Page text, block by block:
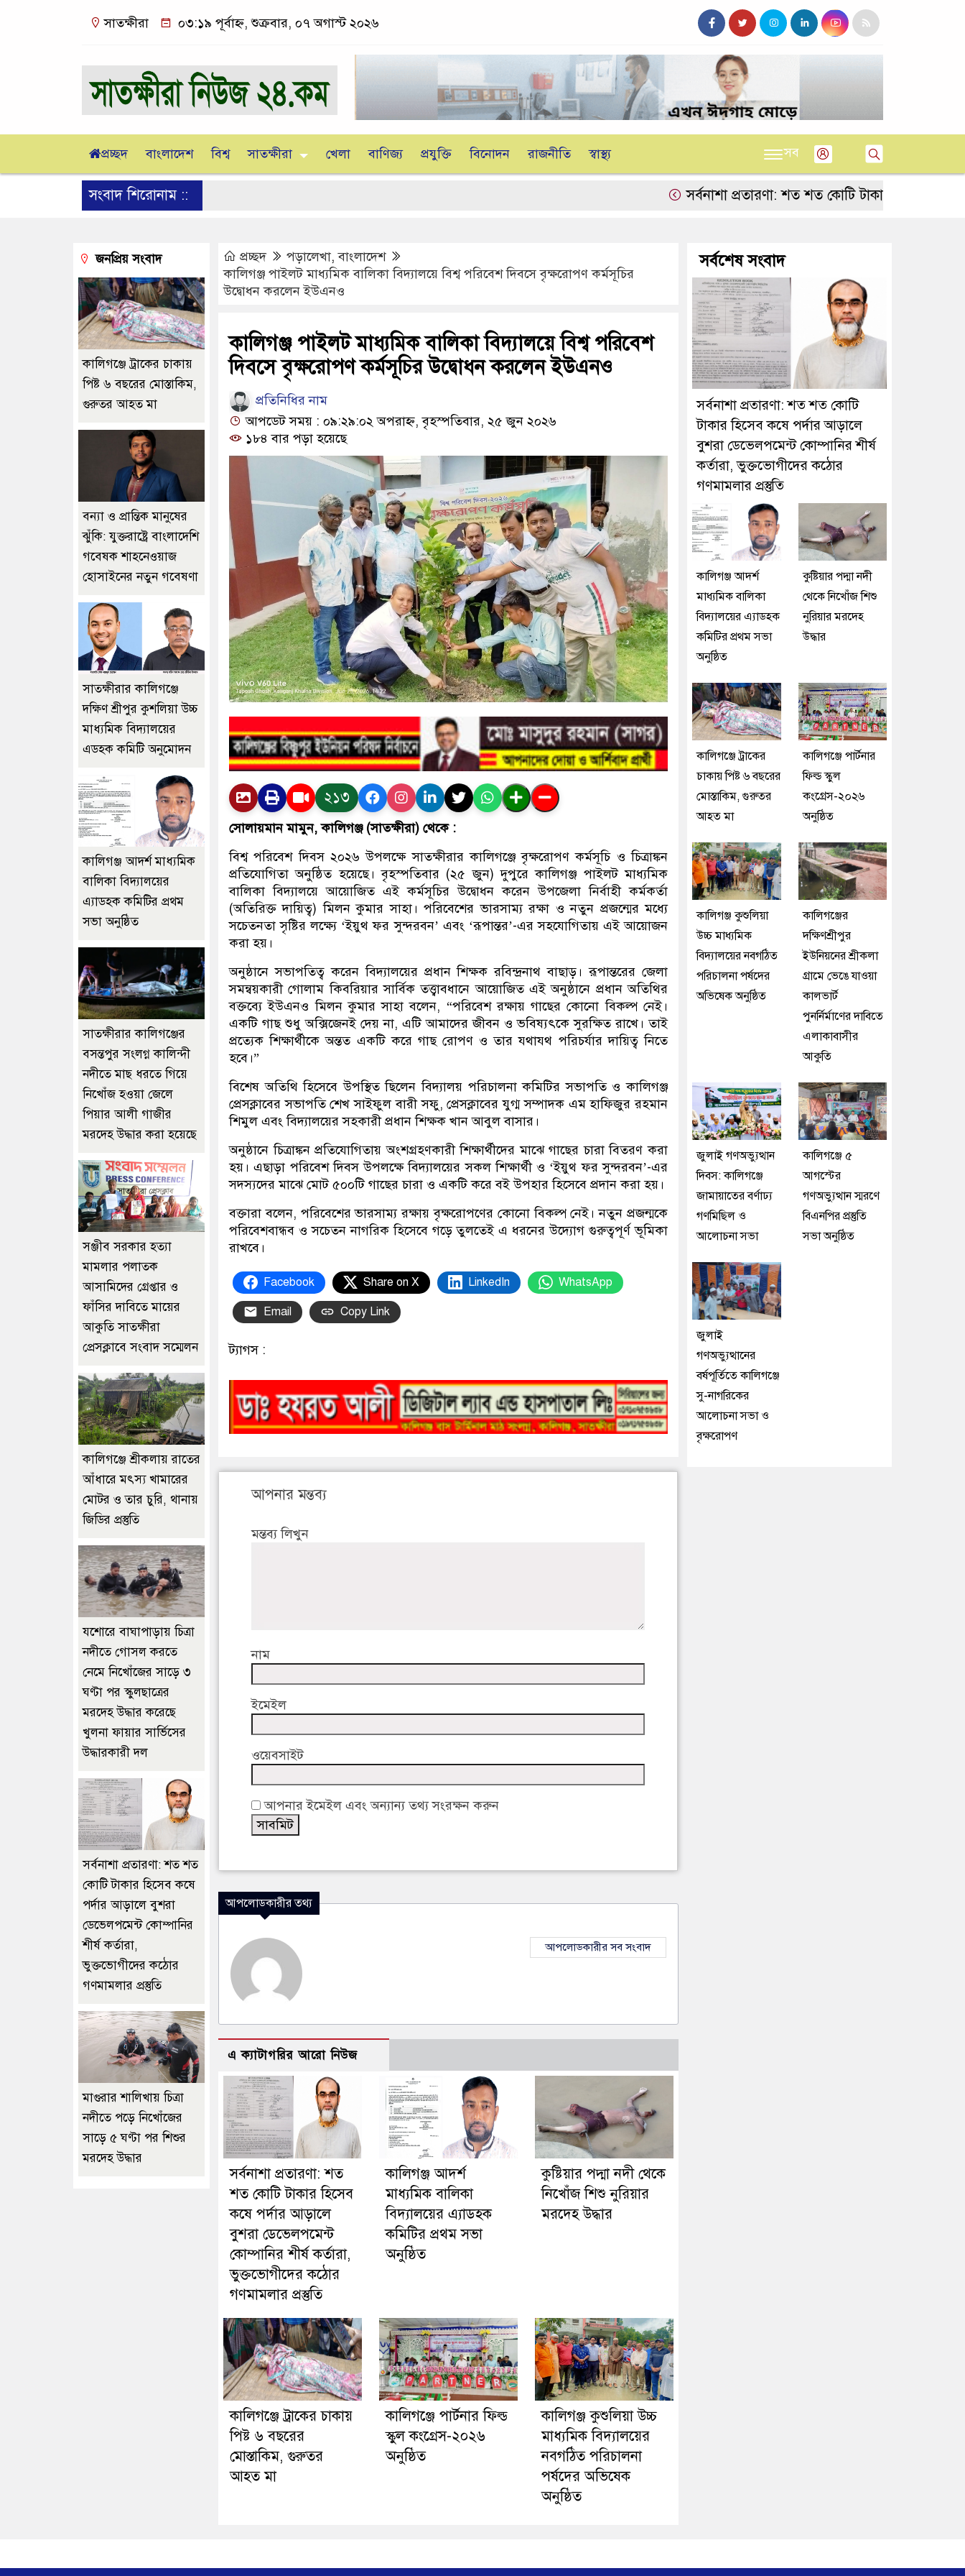
সাতক্ষীরা ০৩:১৯ পূর্বাহ্ন, শুক্রবার, ০৭ অগাস্ট ২০২৬
প্রচ্ছদ বাংলাদেশ বিশ্ব সাতক্ষীরা খেলা বাণিজ্য প্রযুক্তি বিনোদন রাজনীতি স্বাস্থ্য সব
সংবাদ শিরোনাম :: সর্বনাশা প্রতারণা: শত শত কোটি টাকার হিসেব কষে পর্দার
প্রচ্ছদ পড়ালেখা,বাংলাদেশ
কালিগঞ্জ পাইলট মাধ্যমিক বালিকা বিদ্যালয়ে বিশ্ব পরিবেশ দিবসে বৃক্ষরোপণ কর্মসূচির
উদ্বোধন করলেন ইউএনও
কালিগঞ্জ পাইলট মাধ্যমিক বালিকা বিদ্যালয়ে বিশ্ব পরিবেশ
দিবসে বৃক্ষরোপণ কর্মসূচির উদ্বোধন করলেন ইউএনও
প্রতিনিধির নাম
আপডেট সময় : ০৯:২৯:০২ অপরাহ্ণ, বৃহস্পতিবার, ২৫ জুন ২০২৬
১৮৪ বার পড়া হয়েছে
২১৩
সোলায়মান মামুন, কালিগঞ্জ (সাতক্ষীরা) থেকে :
বিশ্ব পরিবেশ দিবস ২০২৬ উপলক্ষে সাতক্ষীরার কালিগঞ্জে বৃক্ষরোপণ কর্মসূচি ও চিত্রাঙ্কন
প্রতিযোগিতা অনুষ্ঠিত হয়েছে। বৃহস্পতিবার (২৫ জুন) দুপুরে কালিগঞ্জ পাইলট মাধ্যমিক
বালিকা বিদ্যালয়ে আয়োজিত এই কর্মসূচির উদ্বোধন করেন উপজেলা নির্বাহী কর্মকর্তা
(অতিরিক্ত দায়িত্ব) মিলন কুমার সাহা। পরিবেশের ভারসাম্য রক্ষা ও নতুন প্রজন্মের মধ্যে
সচেতনতা সৃষ্টির লক্ষ্যে ‘ইয়ুথ ফর সুন্দরবন’ এবং ‘রূপান্তর’-এর সহযোগিতায় এই আয়োজন
করা হয়।
অনুষ্ঠানে সভাপতিত্ব করেন বিদ্যালয়ের প্রধান শিক্ষক রবিন্দ্রনাথ বাছাড়। রূপান্তরের জেলা
সমন্বয়কারী গোলাম কিবরিয়ার সার্বিক তত্ত্বাবধানে আয়োজিত এই অনুষ্ঠানে প্রধান অতিথির
বক্তব্যে ইউএনও মিলন কুমার সাহা বলেন, “পরিবেশ রক্ষায় গাছের কোনো বিকল্প নেই।
একটি গাছ শুধু অক্সিজেনই দেয় না, এটি আমাদের জীবন ও ভবিষ্যৎকে সুরক্ষিত রাখে। তাই
প্রত্যেক শিক্ষার্থীকে অন্তত একটি করে গাছ রোপণ ও তার যথাযথ পরিচর্যার দায়িত্ব নিতে
হবে।”
বিশেষ অতিথি হিসেবে উপস্থিত ছিলেন বিদ্যালয় পরিচালনা কমিটির সভাপতি ও কালিগঞ্জ
প্রেসক্লাবের সভাপতি শেখ সাইফুল বারী সফু, প্রেসক্লাবের যুগ্ম সম্পাদক এম হাফিজুর রহমান
শিমুল এবং বিদ্যালয়ের সহকারী প্রধান শিক্ষক খান আবুল বাসার।
অনুষ্ঠানে চিত্রাঙ্কন প্রতিযোগিতায় অংশগ্রহণকারী শিক্ষার্থীদের মাঝে গাছের চারা বিতরণ করা
হয়। এছাড়া পরিবেশ দিবস উপলক্ষে বিদ্যালয়ের সকল শিক্ষার্থী ও ‘ইয়ুথ ফর সুন্দরবন’-এর
সদস্যদের মাঝে মোট ৫০০টি গাছের চারা ও একটি করে বই উপহার হিসেবে প্রদান করা হয়।
বক্তারা বলেন, পরিবেশের ভারসাম্য রক্ষায় বৃক্ষরোপণের কোনো বিকল্প নেই। নতুন প্রজন্মকে
পরিবেশবান্ধব ও সচেতন নাগরিক হিসেবে গড়ে তুলতেই এ ধরনের উদ্যোগ গুরুত্বপূর্ণ ভূমিকা
রাখবে।
Facebook Share on X LinkedIn WhatsApp
Email Copy Link
ট্যাগস :
আপনার মন্তব্য
মন্তব্য লিখুন
নাম
ইমেইল
ওয়েবসাইট
আপনার ইমেইল এবং অন্যান্য তথ্য সংরক্ষন করুন
আপলোডকারীর তথ্য
আপলোডকারীর সব সংবাদ
এ ক্যাটাগরির আরো নিউজ
সর্বনাশা প্রতারণা: শত
শত কোটি টাকার হিসেব
কষে পর্দার আড়ালে
বুশরা ডেভেলপমেন্ট
কোম্পানির শীর্ষ কর্তারা,
ভুক্তভোগীদের কঠোর
গণমামলার প্রস্তুতি
কালিগঞ্জ আদর্শ
মাধ্যমিক বালিকা
বিদ্যালয়ের এ্যাডহক
কমিটির প্রথম সভা
অনুষ্ঠিত
কুষ্টিয়ার পদ্মা নদী থেকে
নিখোঁজ শিশু নুরিয়ার
মরদেহ উদ্ধার
কালিগঞ্জে ট্রাকের চাকায়
পিষ্ট ৬ বছরের
মোস্তাকিম, গুরুতর
আহত মা
কালিগঞ্জে পার্টনার ফিল্ড
স্কুল কংগ্রেস-২০২৬
অনুষ্ঠিত
কালিগঞ্জ কুশুলিয়া উচ্চ
মাধ্যমিক বিদ্যালয়ের
নবগঠিত পরিচালনা
পর্ষদের অভিষেক
অনুষ্ঠিত
জনপ্রিয় সংবাদ
কালিগঞ্জে ট্রাকের চাকায়
পিষ্ট ৬ বছরের মোস্তাকিম,
গুরুতর আহত মা
বন্যা ও প্রান্তিক মানুষের
ঝুঁকি: যুক্তরাষ্ট্রে বাংলাদেশি
গবেষক শাহনেওয়াজ
হোসাইনের নতুন গবেষণা
সাতক্ষীরার কালিগঞ্জে
দক্ষিণ শ্রীপুর কুশলিয়া উচ্চ
মাধ্যমিক বিদ্যালয়ের
এডহক কমিটি অনুমোদন
কালিগঞ্জ আদর্শ মাধ্যমিক
বালিকা বিদ্যালয়ের
এ্যাডহক কমিটির প্রথম
সভা অনুষ্ঠিত
সাতক্ষীরার কালিগঞ্জের
বসন্তপুর সংলগ্ন কালিন্দী
নদীতে মাছ ধরতে গিয়ে
নিখোঁজ হওয়া জেলে
পিয়ার আলী গাজীর
মরদেহ উদ্ধার করা হয়েছে
‎সঞ্জীব সরকার হত্যা
মামলার পলাতক
আসামিদের গ্রেপ্তার ও
ফাঁসির দাবিতে মায়ের
আকুতি সাতক্ষীরা
প্রেসক্লাবে সংবাদ সম্মেলন
কালিগঞ্জে শ্রীকলায় রাতের
আঁধারে মৎস্য খামারের
মোটর ও তার চুরি, থানায়
জিডির প্রস্তুতি
যশোরে বাঘাপাড়ায় চিত্রা
নদীতে গোসল করতে
নেমে নিখোঁজের সাড়ে ৩
ঘণ্টা পর স্কুলছাত্রের
মরদেহ উদ্ধার করেছে
খুলনা ফায়ার সার্ভিসের
উদ্ধারকারী দল
সর্বনাশা প্রতারণা: শত শত
কোটি টাকার হিসেব কষে
পর্দার আড়ালে বুশরা
ডেভেলপমেন্ট কোম্পানির
শীর্ষ কর্তারা,
ভুক্তভোগীদের কঠোর
গণমামলার প্রস্তুতি
মাগুরার শালিখায় চিত্রা
নদীতে পড়ে নিখোঁজের
সাড়ে ৫ ঘণ্টা পর শিশুর
মরদেহ উদ্ধার
সর্বশেষ সংবাদ
সর্বনাশা প্রতারণা: শত শত কোটি
টাকার হিসেব কষে পর্দার আড়ালে
বুশরা ডেভেলপমেন্ট কোম্পানির শীর্ষ
কর্তারা, ভুক্তভোগীদের কঠোর
গণমামলার প্রস্তুতি
কালিগঞ্জ আদর্শ
মাধ্যমিক বালিকা
বিদ্যালয়ের এ্যাডহক
কমিটির প্রথম সভা
অনুষ্ঠিত
কুষ্টিয়ার পদ্মা নদী
থেকে নিখোঁজ শিশু
নুরিয়ার মরদেহ
উদ্ধার
কালিগঞ্জে ট্রাকের
চাকায় পিষ্ট ৬ বছরের
মোস্তাকিম, গুরুতর
আহত মা
কালিগঞ্জে পার্টনার
ফিল্ড স্কুল
কংগ্রেস-২০২৬
অনুষ্ঠিত
কালিগঞ্জ কুশুলিয়া
উচ্চ মাধ্যমিক
বিদ্যালয়ের নবগঠিত
পরিচালনা পর্ষদের
অভিষেক অনুষ্ঠিত
কালিগঞ্জের
দক্ষিণশ্রীপুর
ইউ‌নিয়‌নের শ্রীকলা
গ্রা‌মে ভেঙে যাওয়া
কালভার্ট
পুনর্নির্মাণের দাবিতে
এলাকাবাসীর
আকুতি
জুলাই গণঅভ্যুত্থান
দিবস: কালিগঞ্জে
জামায়াতের বর্ণাঢ্য
গণমিছিল ও
আলোচনা সভা
কালিগঞ্জে ৫
আগস্টের
গণঅভ্যুত্থান স্মরণে
বিএনপির প্রস্তুতি
সভা অনুষ্ঠিত
জুলাই
গণঅভ্যুত্থানের
বর্ষপূর্তিতে কালিগঞ্জে
সু-নাগরিকের
আলোচনা সভা ও
বৃক্ষরোপণ